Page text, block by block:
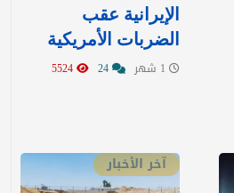
الإيرانية عقب
الضربات الأمريكية
آخر الأخبار